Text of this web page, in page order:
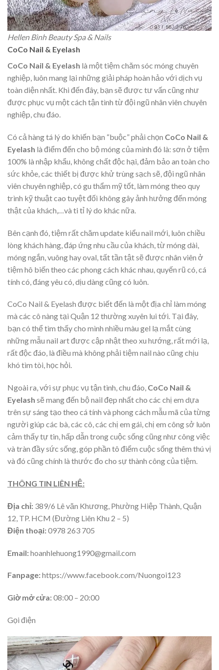
Hellen Bình Beauty Spa & Nails
CoCo Nail & Eyelash
CoCo Nail & Eyelash là một tiệm chăm sóc móng chuyên
nghiệp, luôn mang lại những giải pháp hoàn hảo với dịch vụ
toàn diện nhất. Khi đến đây, bạn sẽ được tư vấn cũng như
được phục vụ một cách tận tình từ đội ngũ nhân viên chuyên
nghiệp, chu đáo.
Có cả hàng tá lý do khiến bạn “buộc” phải chọn CoCo Nail &
Eyelash là điểm đến cho bộ móng của mình đó là: sơn ở tiệm
100% là nhập khẩu, không chất độc hại, đảm bảo an toàn cho
sức khỏe, các thiết bị được khử trùng sạch sẽ, đội ngũ nhân
viên chuyên nghiệp, có gu thẩm mỹ tốt, làm móng theo quy
trình kỹ thuật cao tuyệt đối không gây ảnh hưởng đến móng
thật của khách,…và ti tỉ lý do khác nữa.
Bên cạnh đó, tiệm rất chăm update kiểu nail mới, luôn chiều
lòng khách hàng, đáp ứng nhu cầu của khách, từ móng dài,
móng ngắn, vuông hay oval, tất tần tật sẽ được nhân viên ở
tiệm hô biến theo các phong cách khác nhau, quyến rũ có, cá
tính có, đáng yêu có, dịu dàng cũng có luôn.
CoCo Nail & Eyelash được biết đến là một địa chỉ làm móng
mà các cô nàng tại Quận 12 thường xuyên lui tới. Tại đây,
bạn có thể tìm thấy cho mình nhiều màu gel lạ mắt cùng
những mẫu nail art được cập nhật theo xu hướng, rất mới lạ,
rất độc đáo, là điều mà không phải tiệm nail nào cũng chịu
khó tìm tòi, học hỏi.
Ngoài ra, với sự phục vụ tận tình, chu đáo, CoCo Nail &
Eyelash sẽ mang đến bộ nail đẹp nhất cho các chị em dựa
trên sự sáng tạo theo cá tính và phong cách mẫu mã của từng
người giúp các bà, các cô, các chị em gái, chị em công sở luôn
cảm thấy tự tin, hấp dẫn trong cuộc sống cũng như công việc
và tràn đầy sức sống, góp phần tô điểm cuộc sống thêm thú vị
và đó cũng chính là thước đo cho sự thành công của tiệm.
THÔNG TIN LIÊN HỆ:
Địa chỉ: 389/6 Lê văn Khương, Phường Hiệp Thành, Quận
12, TP. HCM (Đường Liên Khu 2 – 5)
Điện thoại:0978 263 705
Email:hoanhlehuong1990@gmail.com
Fanpage:https://www.facebook.com/Nuongoi123
Giờ mở cửa:08:00 – 20:00
Gọi điện